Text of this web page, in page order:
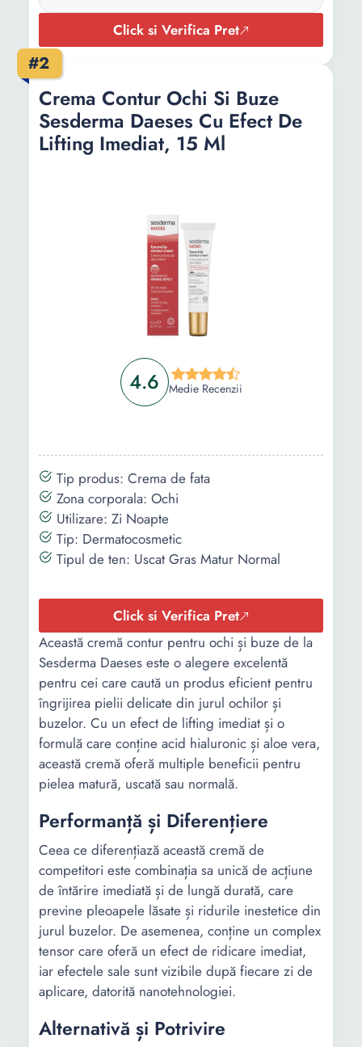
Click si Verifica Pret
#2
4.6 Medie Recenzii
Crema Contur Ochi Si Buze
Sesderma Daeses Cu Efect De
Lifting Imediat, 15 Ml
Tip produs: Crema de fata
Zona corporala: Ochi
Utilizare: Zi Noapte
Tip: Dermatocosmetic
Tipul de ten: Uscat Gras Matur Normal
Click si Verifica Pret
Această cremă contur pentru ochi și buze de la
Sesderma Daeses este o alegere excelentă
pentru cei care caută un produs eficient pentru
îngrijirea pielii delicate din jurul ochilor și
buzelor. Cu un efect de lifting imediat și o
formulă care conține acid hialuronic și aloe vera,
această cremă oferă multiple beneficii pentru
pielea matură, uscată sau normală.
Performanță și Diferențiere
Ceea ce diferențiază această cremă de
competitori este combinația sa unică de acțiune
de întărire imediată și de lungă durată, care
previne pleoapele lăsate și ridurile inestetice din
jurul buzelor. De asemenea, conține un complex
tensor care oferă un efect de ridicare imediat,
iar efectele sale sunt vizibile după fiecare zi de
aplicare, datorită nanotehnologiei.
Alternativă și Potrivire